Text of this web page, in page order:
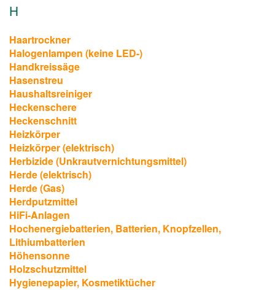
H
Haartrockner
Halogenlampen (keine LED-)
Handkreissäge
Hasenstreu
Haushaltsreiniger
Heckenschere
Heckenschnitt
Heizkörper
Heizkörper (elektrisch)
Herbizide (Unkrautvernichtungsmittel)
Herde (elektrisch)
Herde (Gas)
Herdputzmittel
HiFi-Anlagen
Hochenergiebatterien, Batterien, Knopfzellen,
Lithiumbatterien
Höhensonne
Holzschutzmittel
Hygienepapier, Kosmetiktücher